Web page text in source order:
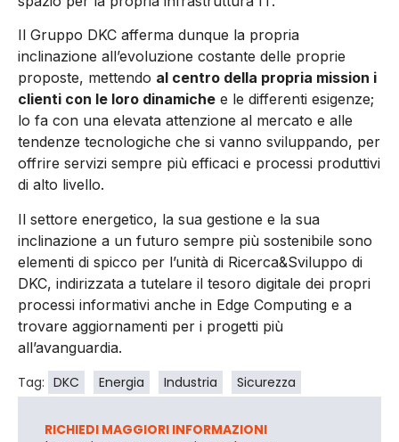
Il Gruppo DKC afferma dunque la propria
inclinazione all’evoluzione costante delle proprie
proposte, mettendo al centro della propria mission i
clienti con le loro dinamiche e le differenti esigenze;
lo fa con una elevata attenzione al mercato e alle
tendenze tecnologiche che si vanno sviluppando, per
offrire servizi sempre più efficaci e processi produttivi
di alto livello.
Il settore energetico, la sua gestione e la sua
inclinazione a un futuro sempre più sostenibile sono
elementi di spicco per l’unità di Ricerca&Sviluppo di
DKC, indirizzata a tutelare il tesoro digitale dei propri
processi informativi anche in Edge Computing e a
trovare aggiornamenti per i progetti più
all’avanguardia.
Tag: DKC Energia Industria Sicurezza
RICHIEDI MAGGIORI INFORMAZIONI